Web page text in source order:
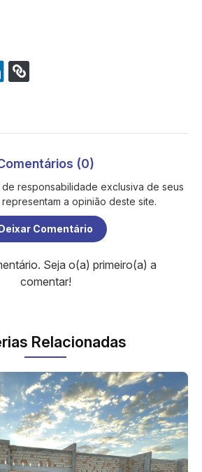
(0)
responsabilidade exclusiva de seus
a opinião deste site.
Comentário
Seja o(a) primeiro(a) a
comentar!
Relacionadas